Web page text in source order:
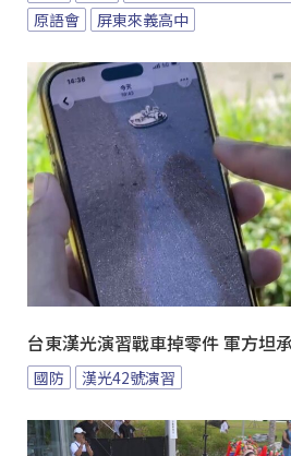
原語會
屏東來義高中
台東漢光演習戰車掉零件 軍方坦
國防 漢光42號演習